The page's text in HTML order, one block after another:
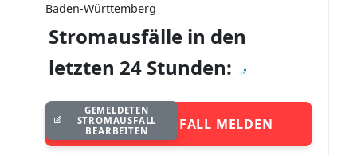
Baden-Württemberg
Stromausfälle in den
letzten 24 Stunden:
STROMAUSFALL MELDEN
GEMELDETEN
STROMAUSFALL
BEARBEITEN